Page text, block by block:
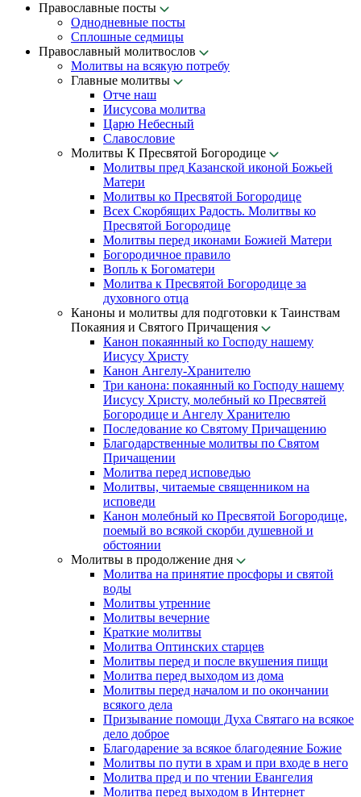
Православные посты
Однодневные посты
Сплошные седмицы
Православный молитвослов
Молитвы на всякую потребу
Главные молитвы
Отче наш
Иисусова молитва
Царю Небесный
Славословие
Молитвы К Пресвятой Богородице
Молитвы пред Казанской иконой Божьей
Матери
Молитвы ко Пресвятой Богородице
Всех Скорбящих Радость. Молитвы ко
Пресвятой Богородице
Молитвы перед иконами Божией Матери
Богородичное правило
Вопль к Богоматери
Молитва к Пресвятой Богородице за
духовного отца
Каноны и молитвы для подготовки к Таинствам
Покаяния и Святого Причащения
Канон покаянный ко Господу нашему
Иисусу Христу
Канон Ангелу-Хранителю
Три канона: покаянный ко Господу нашему
Иисусу Христу, молебный ко Пресвятей
Богородице и Ангелу Хранителю
Последование ко Святому Причащению
Благодарственные молитвы по Святом
Причащении
Молитва перед исповедью
Молитвы, читаемые священником на
исповеди
Канон молебный ко Пресвятой Богородице,
поемый во всякой скорби душевной и
обстоянии
Молитвы в продолжение дня
Молитва на принятие просфоры и святой
воды
Молитвы утренние
Молитвы вечерние
Краткие молитвы
Молитва Оптинских старцев
Молитвы перед и после вкушения пищи
Молитва перед выходом из дома
Молитвы перед началом и по окончании
всякого дела
Призывание помощи Духа Святаго на всякое
дело доброе
Благодарение за всякое благодеяние Божие
Молитвы по пути в храм и при входе в него
Молитва пред и по чтении Евангелия
Молитва перед выходом в Интернет